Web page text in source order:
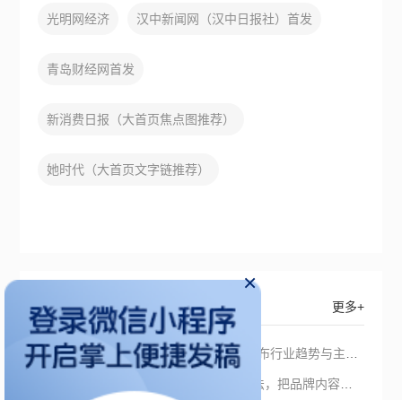
光明网经济 汉中新闻网（汉中日报社）首发
青岛财经网首发
新消费日报（大首页焦点图推荐）
她时代（大首页文字链推荐）
猜你想看 更多+
2026软文营销新变局：AI时代软文发布行业趋势与主流平台深度解析
GEO发稿平台怎么选？媒介盒子3步法，把品牌内容变成AI的优选信源
×